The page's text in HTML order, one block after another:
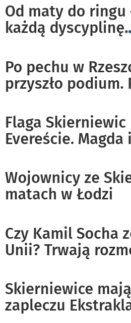
Od maty do ringu
każdą dyscyplinę
Po pechu w
przyszło podium.
Flaga
Evereście. Magda i
Wojownicy ze
matach w Łodzi
Czy Kamil Socha
Unii? Trwają
Skierniewice
zapleczu